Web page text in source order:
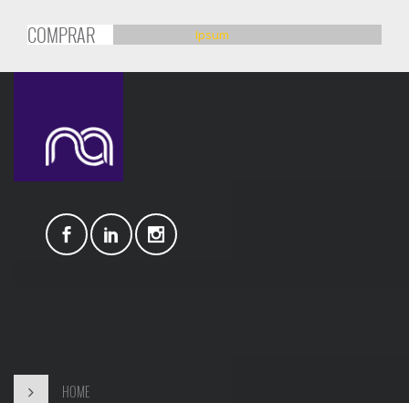
COMPRAR
HOME